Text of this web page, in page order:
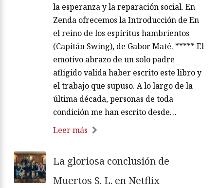
la esperanza y la reparación social. En
Zenda ofrecemos la Introducción de En
el reino de los espíritus hambrientos
(Capitán Swing), de Gabor Maté. ***** El
emotivo abrazo de un solo padre
afligido valida haber escrito este libro y
el trabajo que supuso. A lo largo de la
última década, personas de toda
condición me han escrito desde…
Leer más
La gloriosa conclusión de
Muertos S. L. en Netflix